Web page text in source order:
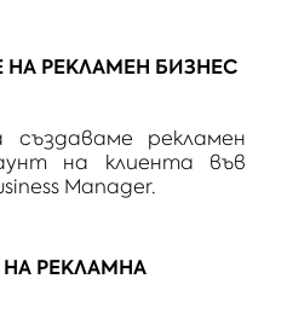
НА РЕКЛАМЕН БИЗНЕС
рекламен
на клиента във
Manager.
РЕКЛАМНА